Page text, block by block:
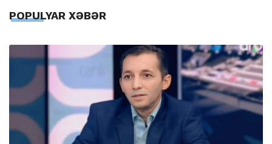
POPULYAR XƏBƏR